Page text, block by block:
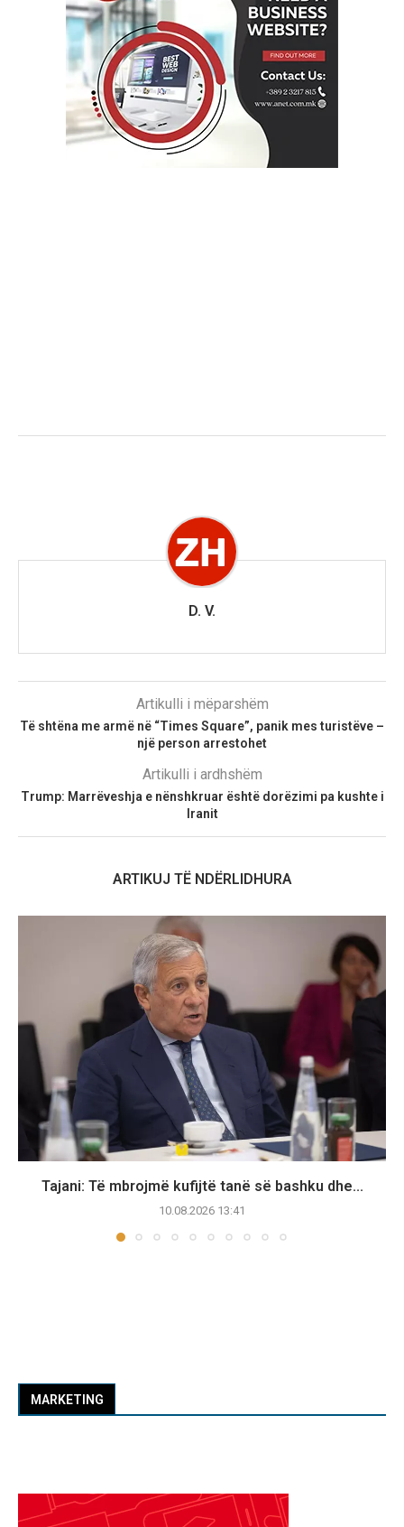
D. V.
Artikulli i mëparshëm
Të shtëna me armë në “Times Square”, panik mes turistëve –
një person arrestohet
Artikulli i ardhshëm
Trump: Marrëveshja e nënshkruar është dorëzimi pa kushte i
Iranit
ARTIKUJ TË NDËRLIDHURA
Tajani: Të mbrojmë kufijtë tanë së bashku dhe...
10.08.2026 13:41
MARKETING